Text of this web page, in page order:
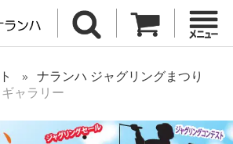
ナランハ ジャグリングまつり
ギャラリー